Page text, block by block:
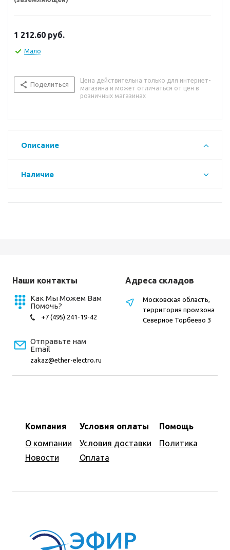
1 212.60 руб.
Мало
Поделиться
Цена действительна только для интернет-
магазина и может отличаться от цен в
розничных магазинах
Описание
Наличие
Наши контакты
Как Мы Можем Вам
Помочь?
+7 (495) 241-19-42
Отправьте нам
Email
zakaz@ether-electro.ru
Компания
О компании
Новости
Условия оплаты
Условия доставки
Оплата
Помощь
Политика
Адреса складов
Московская область,
территория промзона
Северное Торбеево 3